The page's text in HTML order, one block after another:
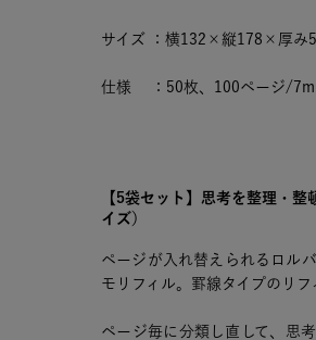
サイズ ：横132×縦178×厚み
仕様 ：50枚、100ページ/
【5袋セット】思考を整理・
イズ）
ページが入れ替えられるロル
モリフィル。罫線タイプのリフ
ページ毎に分類し直して、思